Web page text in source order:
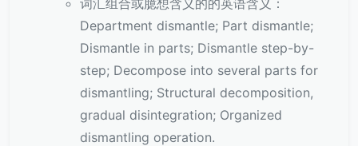
词汇组合或臆想含义的的英语含义：
Department dismantle; Part dismantle;
Dismantle in parts; Dismantle step-by-
step; Decompose into several parts for
dismantling; Structural decomposition,
gradual disintegration; Organized
dismantling operation.